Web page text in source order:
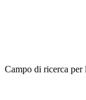
Campo di ricerca per